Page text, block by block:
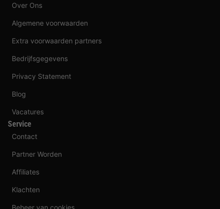
Over Ons
Algemene voorwaarden
Extra voorwaarden partners
Bedrijfsgegevens
Privacy Statement
Blog
Vacatures
Service
Contact
Partner Worden
Affiliates
Klachten
Beheer van cookies